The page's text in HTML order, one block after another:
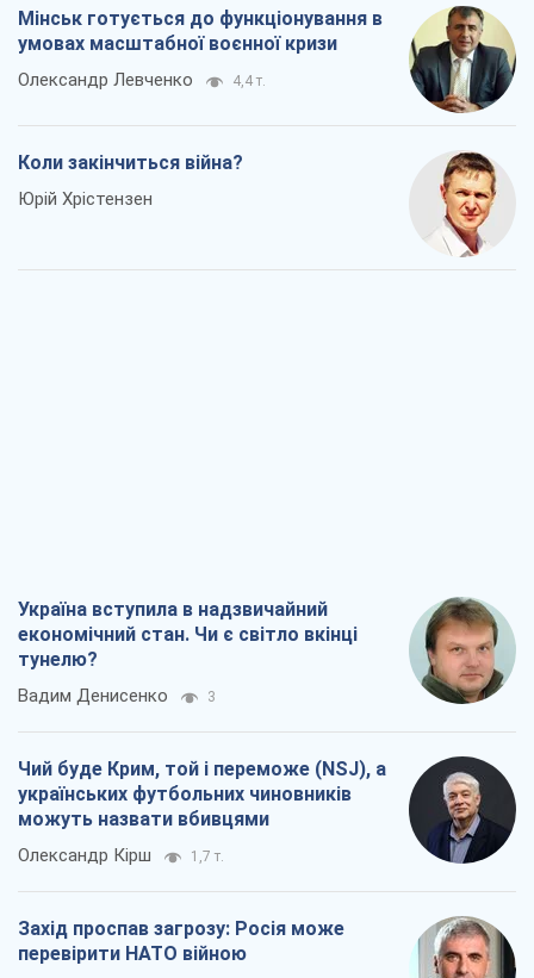
Мінськ готується до функціонування в
умовах масштабної воєнної кризи
Олександр Левченко 4,4 т.
Коли закінчиться війна?
Юрій Хрістензен
Україна вступила в надзвичайний
економічний стан. Чи є світло вкінці
тунелю?
Вадим Денисенко 3
Чий буде Крим, той і переможе (NSJ), а
українських футбольних чиновників
можуть назвати вбивцями
Олександр Кірш 1,7 т.
Захід проспав загрозу: Росія може
перевірити НАТО війною